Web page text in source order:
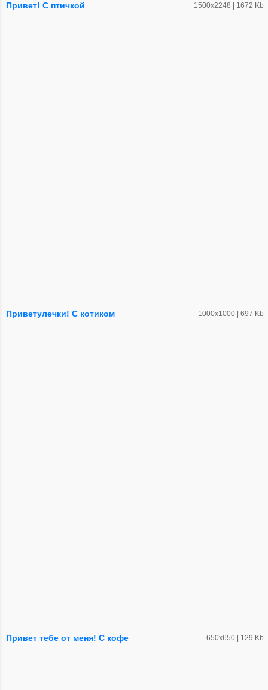
Привет! С птичкой 1500х2248 | 1672 Kb
Приветулечки! С котиком 1000х1000 | 697 Kb
Привет тебе от меня! С кофе 650х650 | 129 Kb